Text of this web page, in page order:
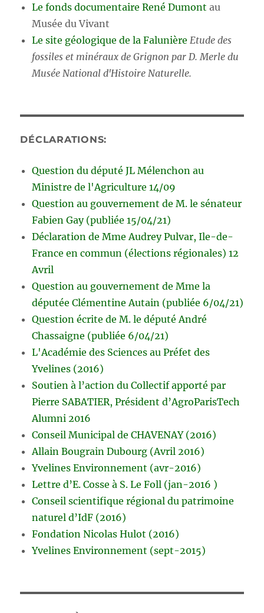
Le fonds documentaire René Dumont au
Musée du Vivant
Le site géologique de la Falunière Etude des
fossiles et minéraux de Grignon par D. Merle du
Musée National d'Histoire Naturelle.
DÉCLARATIONS:
Question du député JL Mélenchon au
Ministre de l'Agriculture 14/09
Question au gouvernement de M. le sénateur
Fabien Gay (publiée 15/04/21)
Déclaration de Mme Audrey Pulvar, Ile-de-
France en commun (élections régionales) 12
Avril
Question au gouvernement de Mme la
députée Clémentine Autain (publiée 6/04/21)
Question écrite de M. le député André
Chassaigne (publiée 6/04/21)
L'Académie des Sciences au Préfet des
Yvelines (2016)
Soutien à l’action du Collectif apporté par
Pierre SABATIER, Président d’AgroParisTech
Alumni 2016
Conseil Municipal de CHAVENAY (2016)
Allain Bougrain Dubourg (Avril 2016)
Yvelines Environnement (avr-2016)
Lettre d’E. Cosse à S. Le Foll (jan-2016 )
Conseil scientifique régional du patrimoine
naturel d’IdF (2016)
Fondation Nicolas Hulot (2016)
Yvelines Environnement (sept-2015)